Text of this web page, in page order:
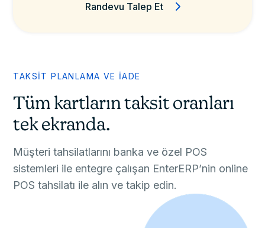
Randevu Talep Et
TAKSİT PLANLAMA VE İADE
Tüm kartların taksit oranları
tek ekranda.
Müşteri tahsilatlarını banka ve özel POS
sistemleri ile entegre çalışan EnterERP’nin online
POS tahsilatı ile alın ve takip edin.